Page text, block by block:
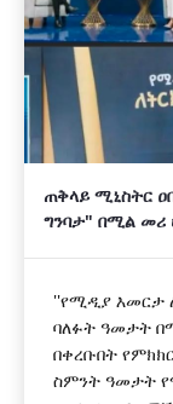
ጠቅላይ ሚኒስትር
ግንባታ" በሚል መሪ
''የሚዲያ እመርታ
ባለፉት ዓመታት
በቀረቡበት
ስምንት ዓመታት